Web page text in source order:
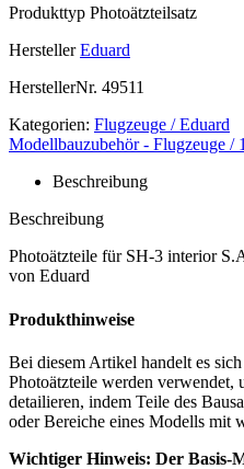
Produkttyp Photoätzteilsatz
Hersteller Eduard
HerstellerNr. 49511
Kategorien: Flugzeuge / Eduard
Modellbauzubehör - Flugzeuge /
Beschreibung
Beschreibung
Photoätzteile für SH-3 interior
von Eduard
Produkthinweise
Bei diesem Artikel handelt es
Photoätzteile werden verwendet,
detailieren, indem Teile des
oder Bereiche eines Modells mit
Wichtiger Hinweis: Der Basis-